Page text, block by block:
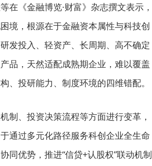
《金融博览·财富》杂志撰文表示，
境，根源在于金融资本属性与科技创
发投入、轻资产、长周期、高不确定
品，天然适配成熟期企业，难以覆盖
、投研能力、制度环境的四维错配。
、投资决策流程等方面进行变革，
通过多元化路径服务科创企业全生命
同优势，推进“信贷+认股权”联动机制